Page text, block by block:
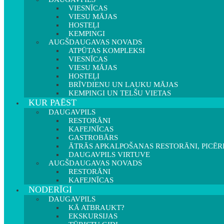
VIESNĪCAS
VIESU MĀJAS
HOSTEĻI
KEMPINGI
AUGŠDAUGAVAS NOVADS
ATPŪTAS KOMPLEKSI
VIESNĪCAS
VIESU MĀJAS
HOSTEĻI
BRĪVDIENU UN LAUKU MĀJAS
KEMPINGI UN TELŠU VIETAS
KUR PAĒST
DAUGAVPILS
RESTORĀNI
KAFEJNĪCAS
GASTROBĀRS
ĀTRĀS APKALPOŠANAS RESTORĀNI,
DAUGAVPILS VIRTUVE
AUGŠDAUGAVAS NOVADS
RESTORĀNI
KAFEJNĪCAS
NODERĪGI
DAUGAVPILS
KĀ ATBRAUKT?
EKSKURSIJAS